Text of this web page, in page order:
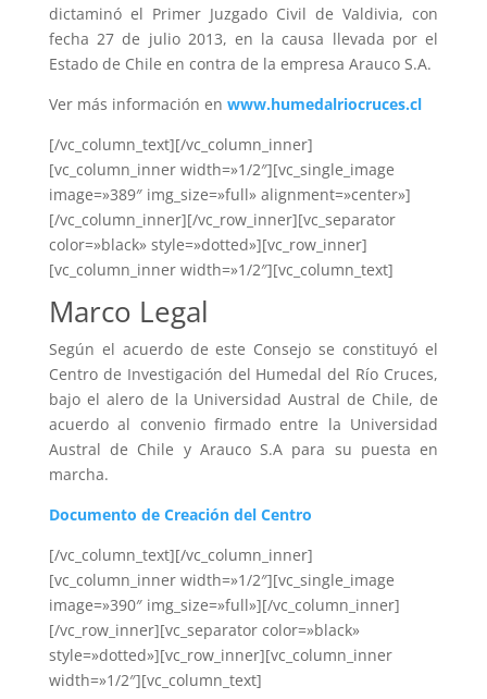
dictaminó el Primer Juzgado Civil de Valdivia, con
fecha 27 de julio 2013, en la causa llevada por el
Estado de Chile en contra de la empresa Arauco S.A.
Ver más información en www.humedalriocruces.cl
[/vc_column_text][/vc_column_inner]
[vc_column_inner width=»1/2″][vc_single_image
image=»389″ img_size=»full» alignment=»center»]
[/vc_column_inner][/vc_row_inner][vc_separator
color=»black» style=»dotted»][vc_row_inner]
[vc_column_inner width=»1/2″][vc_column_text]
Marco Legal
Según el acuerdo de este Consejo se constituyó el
Centro de Investigación del Humedal del Río Cruces,
bajo el alero de la Universidad Austral de Chile, de
acuerdo al convenio firmado entre la Universidad
Austral de Chile y Arauco S.A para su puesta en
marcha.
Documento de Creación del Centro
[/vc_column_text][/vc_column_inner]
[vc_column_inner width=»1/2″][vc_single_image
image=»390″ img_size=»full»][/vc_column_inner]
[/vc_row_inner][vc_separator color=»black»
style=»dotted»][vc_row_inner][vc_column_inner
width=»1/2″][vc_column_text]